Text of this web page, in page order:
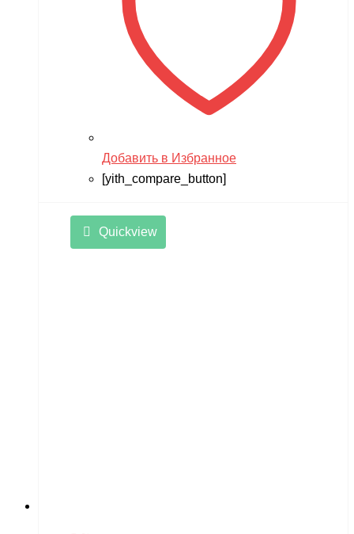
Добавить в Избранное
[yith_compare_button]
Quickview